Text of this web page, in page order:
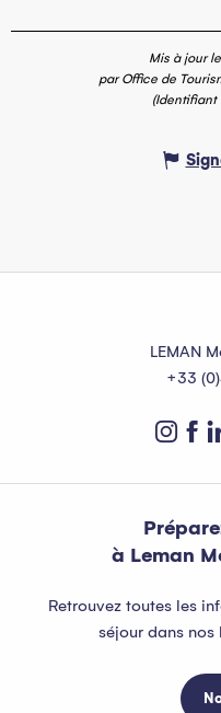
Mis à jour
par Office de
(Identifiant
LEMAN
+33
à Leman
Retrouvez toutes les
séjour dans